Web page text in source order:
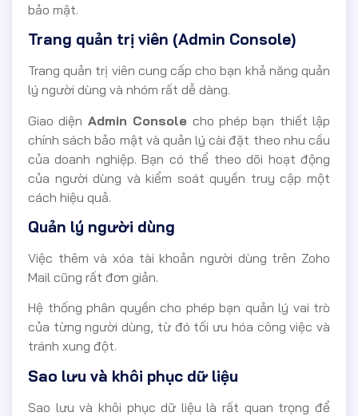
bảo mật.
Trang quản trị viên (Admin Console)
Trang quản trị viên cung cấp cho bạn khả năng quản
lý người dùng và nhóm rất dễ dàng.
Giao diện Admin Console cho phép bạn thiết lập
chính sách bảo mật và quản lý cài đặt theo nhu cầu
của doanh nghiệp. Bạn có thể theo dõi hoạt động
của người dùng và kiểm soát quyền truy cập một
cách hiệu quả.
Quản lý người dùng
Việc thêm và xóa tài khoản người dùng trên Zoho
Mail cũng rất đơn giản.
Hệ thống phân quyền cho phép bạn quản lý vai trò
của từng người dùng, từ đó tối ưu hóa công việc và
tránh xung đột.
Sao lưu và khôi phục dữ liệu
Sao lưu và khôi phục dữ liệu là rất quan trọng để